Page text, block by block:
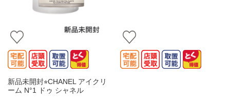
新品未開封⭐︎CHANEL アイクリ
ーム N°1 ドゥ シャネル